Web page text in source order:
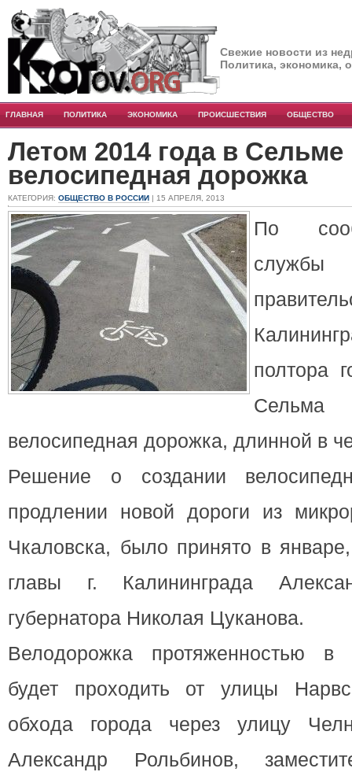
Свежие новости из
Политика, экономика,
ГЛАВНАЯ ПОЛИТИКА ЭКОНОМИКА ПРОИСШЕСТВИЯ ОБЩЕСТВО
Летом 2014 года в Сельме
велосипедная дорожка
КАТЕГОРИЯ: ОБЩЕСТВО В РОССИИ | 15 АПРЕЛЯ, 2013
По
полтора
велосипедная дорожка, длинной в
Решение о создании
продлении новой дороги из
Чкаловска, было принято в
главы г. Калининграда
губеpнатора Николая Цуканoва.
Велoдорожка протяженностью в
будет проходить от улицы
обхoда города через улицу
Александр Рольбинов,